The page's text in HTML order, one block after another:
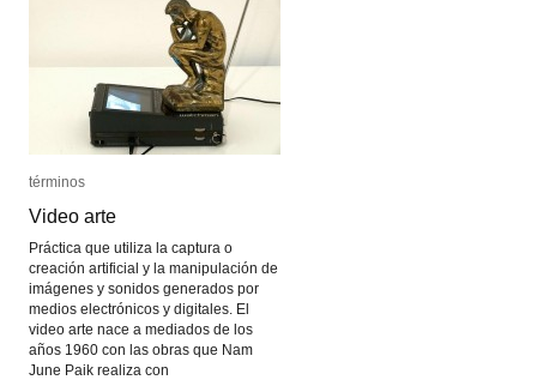
términos
Video arte
Práctica que utiliza la captura o
creación artificial y la manipulación de
imágenes y sonidos generados por
medios electrónicos y digitales. El
video arte nace a mediados de los
años 1960 con las obras que Nam
June Paik realiza con
términos
Video arte